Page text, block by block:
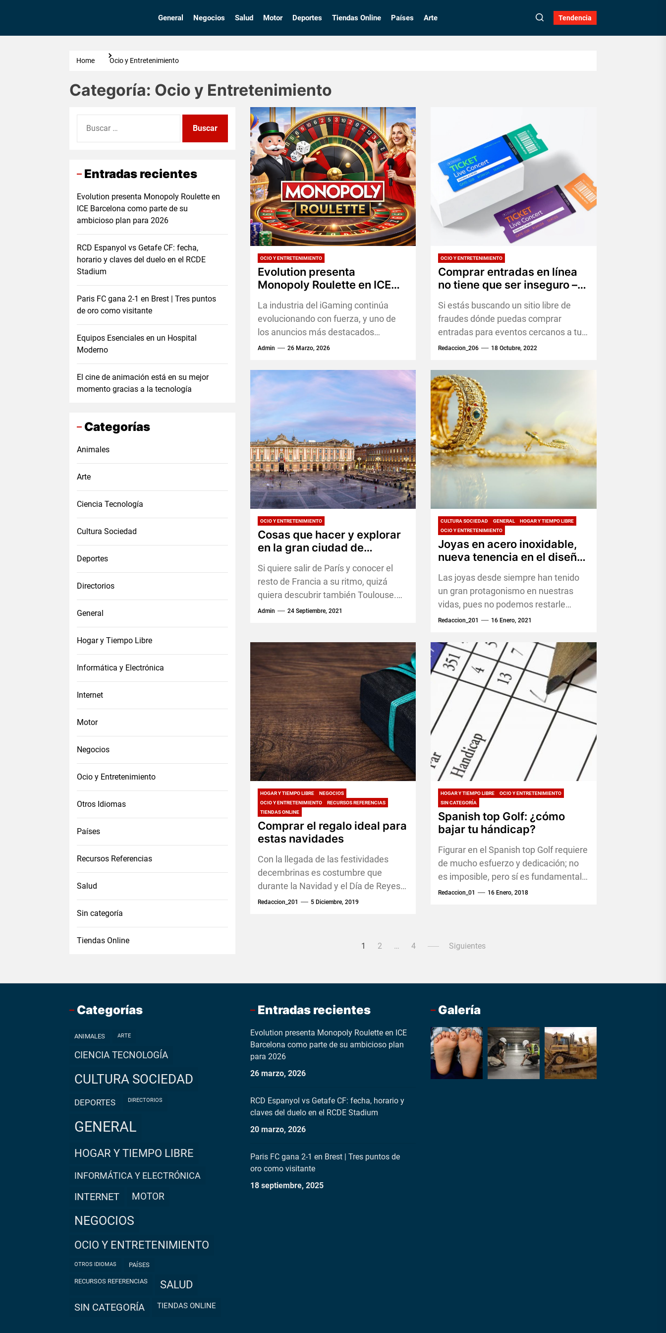
General Negocios Salud Motor Deportes Tiendas Online Países Arte Tendencia
Home Ocio y Entretenimiento
Categoría: Ocio y Entretenimiento
OCIO Y ENTRETENIMIENTO
Evolution presenta
Monopoly Roulette en ICE
ambicioso plan para 2026
La industria del iGaming continúa
evolucionando con fuerza, y uno de
los anuncios más destacados
recientes proviene de Evolution, líder
Admin 26 Marzo, 2026
OCIO Y ENTRETENIMIENTO
Comprar entradas en línea
no tiene que ser inseguro –
Si estás buscando un sitio libre de
fraudes dónde puedas comprar
entradas para eventos cercanos a tu
localidad, no dejes que otros sitios
Redaccion_206 18 Octubre, 2022
OCIO Y ENTRETENIMIENTO
Cosas que hacer y explorar
en la gran ciudad de
Si quiere salir de París y conocer el
resto de Francia a su ritmo, quizá
quiera descubrir también Toulouse.
Se trata de una gran ciudad...
Admin 24 Septiembre, 2021
CULTURA SOCIEDAD GENERAL
HOGAR Y TIEMPO LIBRE
OCIO Y ENTRETENIMIENTO
Joyas en acero inoxidable,
nueva tenencia en el diseño
Las joyas desde siempre han tenido
un gran protagonismo en nuestras
vidas, pues no podemos restarle
importancia al hecho de que todos
Redaccion_201 16 Enero, 2021
HOGAR Y TIEMPO LIBRE
NEGOCIOS
OCIO Y ENTRETENIMIENTO
RECURSOS REFERENCIAS
TIENDAS ONLINE
Comprar el regalo ideal para
estas navidades
Con la llegada de las festividades
decembrinas es costumbre que
durante la Navidad y el Día de Reyes
se brinde un obsequio a alguien
Redaccion_201 5 Diciembre, 2019
HOGAR Y TIEMPO LIBRE
OCIO Y ENTRETENIMIENTO
SIN CATEGORÍA
Spanish top Golf: ¿cómo
bajar tu hándicap?
Figurar en el Spanish top Golf requiere
de mucho esfuerzo y dedicación; no
es imposible, pero sí es fundamental
que desde que el jugador empieza...
Redaccion_01 16 Enero, 2018
1 2 … 4 Siguientes
Entradas recientes
Evolution presenta Monopoly Roulette en
ICE Barcelona como parte de su
ambicioso plan para 2026
RCD Espanyol vs Getafe CF: fecha,
horario y claves del duelo en el RCDE
Stadium
Paris FC gana 2-1 en Brest | Tres puntos
de oro como visitante
Equipos Esenciales en un Hospital
Moderno
El cine de animación está en su mejor
momento gracias a la tecnología
Categorías
Animales
Arte
Ciencia Tecnología
Cultura Sociedad
Deportes
Directorios
General
Hogar y Tiempo Libre
Informática y Electrónica
Internet
Motor
Negocios
Ocio y Entretenimiento
Otros Idiomas
Países
Recursos Referencias
Salud
Sin categoría
Tiendas Online
Categorías
ANIMALES ARTE
CIENCIA TECNOLOGÍA
CULTURA SOCIEDAD
DEPORTES DIRECTORIOS
GENERAL
HOGAR Y TIEMPO LIBRE
INFORMÁTICA Y ELECTRÓNICA
INTERNET MOTOR
NEGOCIOS
OCIO Y ENTRETENIMIENTO
OTROS IDIOMAS PAÍSES
RECURSOS REFERENCIAS SALUD
SIN CATEGORÍA TIENDAS ONLINE
Entradas recientes
Evolution presenta Monopoly Roulette en ICE
Barcelona como parte de su ambicioso plan
para 2026
26 marzo, 2026
RCD Espanyol vs Getafe CF: fecha, horario y
claves del duelo en el RCDE Stadium
20 marzo, 2026
Paris FC gana 2-1 en Brest | Tres puntos de
oro como visitante
18 septiembre, 2025
Galería